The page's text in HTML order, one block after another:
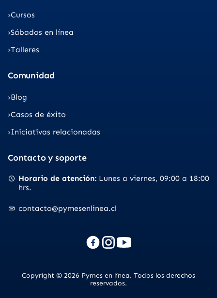
Cursos
Sábados en línea
Talleres
Comunidad
Blog
Casos de éxito
Iniciativas relacionadas
Contacto y soporte
Horario de atención Lunes a viernes 09:00 a 18:00
hrs.
contacto@pymesenlinea.cl
Copyright © 2026 Pymes en línea. Todos los derechos
reservados.